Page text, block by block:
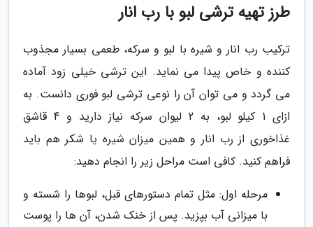
طرز تهیه ترشی لبو با رب انار
ترکیب رب انار و شیره با لبو و سرکه، طعمی بسیار مجذوب
کننده و خاص پیدا می نماید. این ترشی خیلی زود آماده
می گردد و می توان آن را نوعی ترشی لبو فوری دانست. به
ازای 1 کیلو لبو، به 2 لیوان سرکه نیاز دارید و 4 قاشق
غذاخوری از رب انار و همین میزان شیره یا شکر هم باید
فراهم کنید. کافی است مراحل زیر را انجام دهید:
مرحله اول: مثل تمام دستورهای قبل، لبوها را شسته و
با میزانی آب بپزید. پس از خنک شدن، آن ها را پوست